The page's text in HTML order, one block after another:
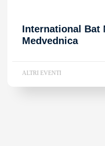
International Bat
Medvednica
ALTRI EVENTI